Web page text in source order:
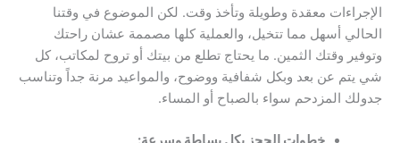
الإجراءات معقدة وطويلة وتأخذ وقت. لكن الموضوع في وقتنا
الحالي أسهل مما تتخيل، والعملية كلها مصممة عشان راحتك
وتوفير وقتك الثمين. ما يحتاج تطلع من بيتك أو تروح لمكاتب، كل
شي يتم عن بعد وبكل شفافية ووضوح، والمواعيد مرنة جداً وتناسب
جدولك المزدحم سواء بالصباح أو المساء.